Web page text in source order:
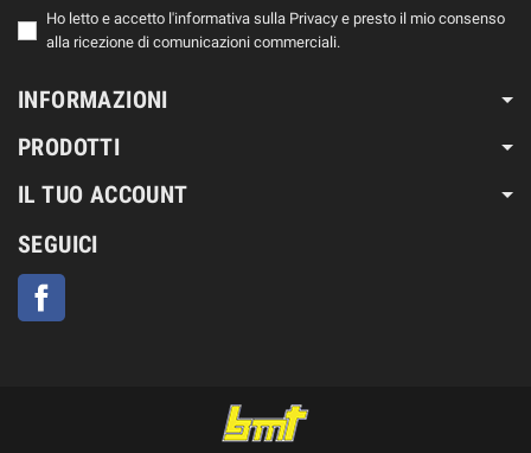
Ho letto e accetto l'informativa sulla Privacy e presto il mio consenso
alla ricezione di comunicazioni commerciali.
INFORMAZIONI
PRODOTTI
IL TUO ACCOUNT
SEGUICI